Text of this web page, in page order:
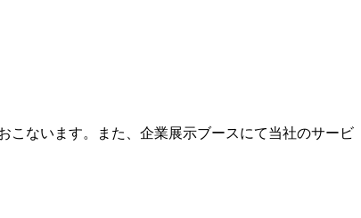
こないます。また、企業展示ブースにて当社のサービ